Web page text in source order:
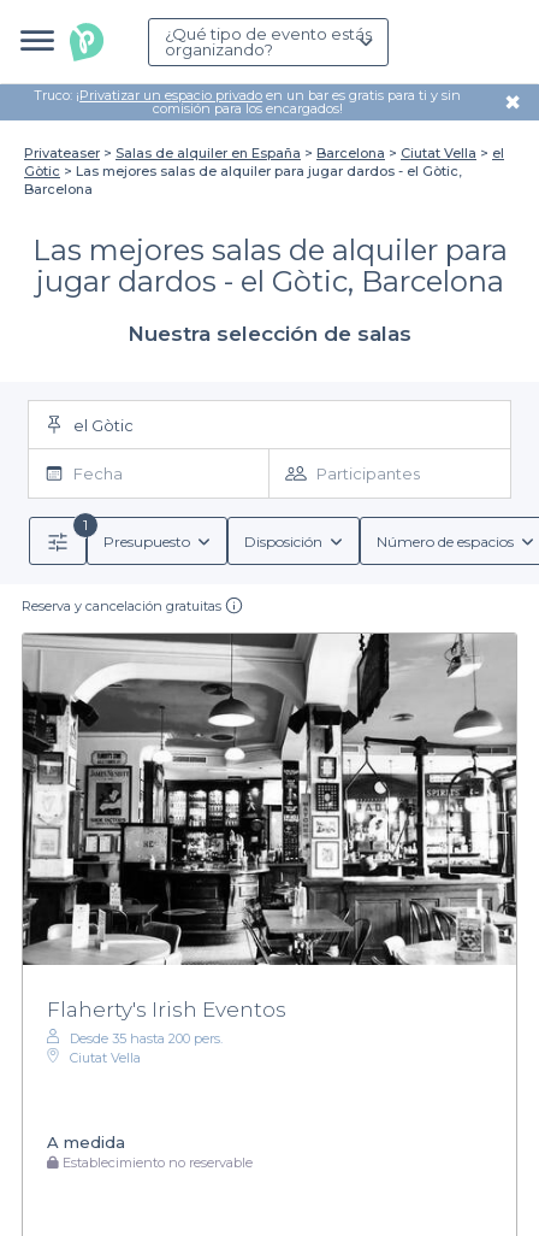
¿Qué tipo de evento estás
organizando?
Truco: ¡Privatizar un espacio privado en un bar es gratis para ti y sin
comisión para los encargados! ✖
Privateaser Salas de alquiler en España Barcelona Ciutat Vella
el
Gòtic
Las mejores salas de alquiler para jugar dardos - el Gòtic,
Barcelona
Las mejores salas de alquiler para
jugar dardos - el Gòtic, Barcelona
Nuestra selección de salas
el Gòtic
Fecha Participantes
1
Presupuesto
Disposición Número de espacios
Reserva y cancelación gratuitas
Flaherty's Irish Eventos
Desde 35 hasta 200 pers.
Ciutat Vella
A medida
Establecimiento no reservable